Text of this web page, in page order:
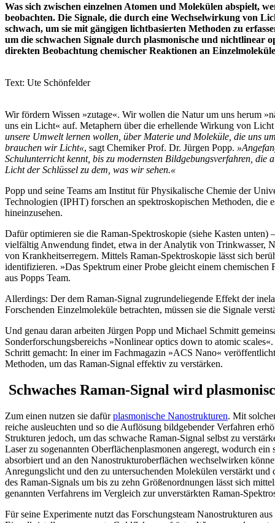
Was sich zwischen einzelnen Atomen und Molekülen abspielt,
beobachten. Die Signale, die durch eine Wechselwirkung von
schwach, um sie mit gängigen lichtbasierten Methoden zu
um die schwachen Signale durch plasmonische und nichtli­near
direkten Beobachtung chemischer Reaktionen an
Text: Ute Schönfelder
Wir fördern Wissen »zutage«. Wir wol­len die Natur um uns herum
uns ein Licht« auf. Me­taphern über die erhellende Wirkung von
un­sere Umwelt lernen wollen, über Mate­rie und Moleküle, die uns
brauchen wir Licht«, sagt Chemiker Prof. Dr. Jürgen Popp.
Schulunterricht kennt, bis zu modernsten Bildgebungs­verfahren,
Licht der Schlüssel zu dem, was wir se­hen.«
Popp und seine Teams am Institut für Physikalische Chemie der
Technologien (IPHT) forschen an spektroskopischen Methoden, die
hineinzusehen.
Dafür optimieren sie die Raman-Spek­troskopie (siehe Kasten unten)
vielfältig Anwen­dung findet, etwa in der Analytik von Trinkwasser,
von Krankheitserregern. Mittels Raman-Spektroskopie lässt sich
identifizieren. »Das Spektrum einer Probe gleicht einem
aus Popps Team.
Allerdings: Der dem Raman-Signal zu­grundeliegende Effekt der
Forschenden Einzelmo­leküle betrachten, müssen sie die Signa­le
Und genau daran arbeiten Jürgen Popp und Michael Schmitt
Sonderforschungsbereichs »Nonlinear optics down to atomic
Schritt ge­macht: In einer im Fachmagazin »ACS Nano«
Methoden, um das Raman-Signal effek­tiv zu verstärken.
Schwaches Raman-Signal wird
Zum einen nutzen sie dafürplasmoni­sche Nanostrukturen. Mit
reiche ausleuchten und so die Auflö­sung bildgebender Verfahren
Strukturen je­doch, um das schwache Raman-Signal selbst zu
Laser zu sogenannten Oberflächenplas­monen angeregt, wodurch
absorbiert und an den Na­nostrukturoberflächen wechselwirken
Anregungslicht und den zu untersuchenden Molekülen verstärkt
des Raman-Signals um bis zu zehn Grö­ßenordnungen lässt sich
genannten Verfahrens im Ver­gleich zur unverstärkten Raman-
Für seine Experimente nutzt das For­schungsteam Nanostrukturen